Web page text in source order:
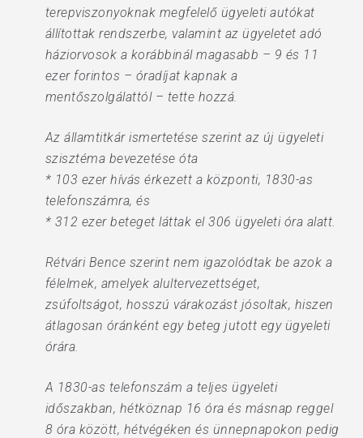
terepviszonyoknak megfelelő ügyeleti autókat
állítottak rendszerbe, valamint az ügyeletet adó
háziorvosok a korábbinál magasabb – 9 és 11
ezer forintos – óradíjat kapnak a
mentőszolgálattól – tette hozzá.
Az államtitkár ismertetése szerint az új ügyeleti
szisztéma bevezetése óta
* 103 ezer hívás érkezett a központi, 1830-as
telefonszámra, és
* 312 ezer beteget láttak el 306 ügyeleti óra alatt.
Rétvári Bence szerint nem igazolódtak be azok a
félelmek, amelyek alultervezettséget,
zsúfoltságot, hosszú várakozást jósoltak, hiszen
átlagosan óránként egy beteg jutott egy ügyeleti
órára.
A 1830-as telefonszám a teljes ügyeleti
időszakban, hétköznap 16 óra és másnap reggel
8 óra között, hétvégéken és ünnepnapokon pedig